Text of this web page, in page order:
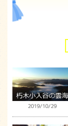
2019/10/29